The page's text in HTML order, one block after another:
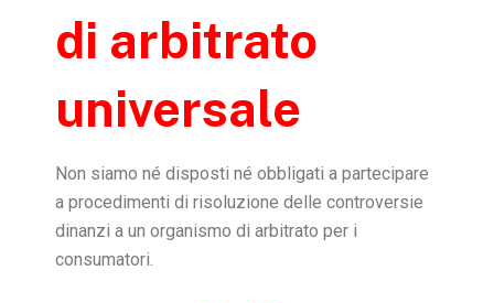
di arbitrato
universale
Non siamo né disposti né obbligati a partecipare
a procedimenti di risoluzione delle controversie
dinanzi a un organismo di arbitrato per i
consumatori.